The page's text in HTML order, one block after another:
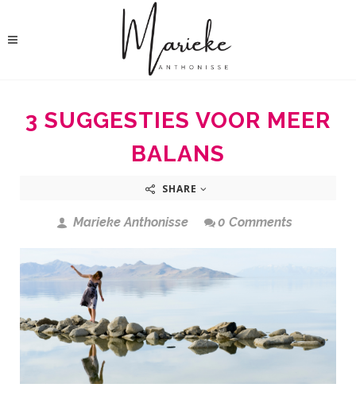
3 SUGGESTIES VOOR MEER
BALANS
SHARE
Marieke Anthonisse 0 Comments